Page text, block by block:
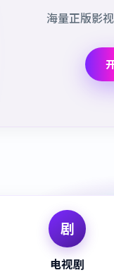
海量正版影
剧
电视剧